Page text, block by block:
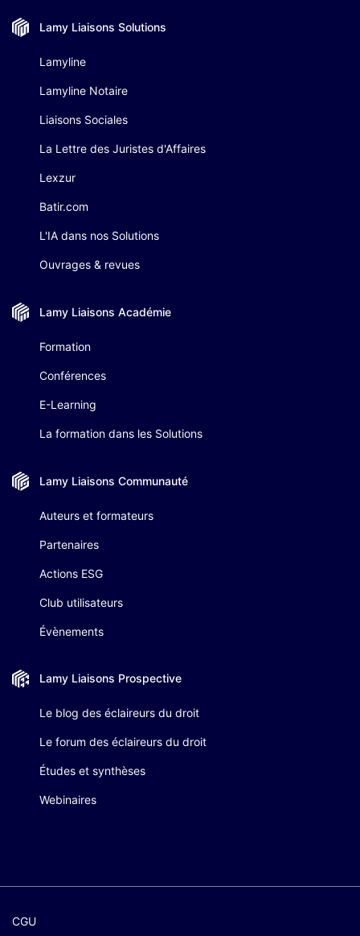
Lamy Liaisons Solutions
Lamyline
Lamyline Notaire
Liaisons Sociales
La Lettre des Juristes d'Affaires
Lexzur
Batir.com
L'IA dans nos Solutions
Ouvrages & revues
Lamy Liaisons Académie
Formation
Conférences
E-Learning
La formation dans les Solutions
Lamy Liaisons Communauté
Auteurs et formateurs
Partenaires
Actions ESG
Club utilisateurs
Évènements
Lamy Liaisons Prospective
Le blog des éclaireurs du droit
Le forum des éclaireurs du droit
Études et synthèses
Webinaires
CGU